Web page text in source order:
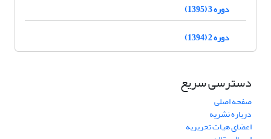
دوره 3 (1395)
دوره 2 (1394)
دسترسی سریع
صفحه اصلی
درباره نشریه
اعضای هیات تحریریه